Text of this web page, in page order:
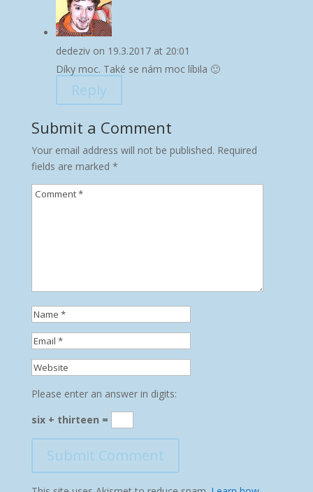
dedeziv on 19.3.2017 at 20:01
Díky moc. Také se nám moc líbila 🙂
Reply
Submit a Comment
Your email address will not be published. Required
fields are marked *
Please enter an answer in digits:
six + thirteen =